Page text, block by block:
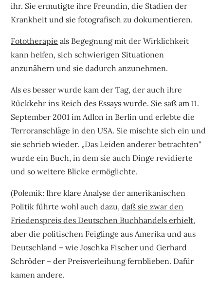
ihr. Sie ermutigte ihre Freundin, die Stadien der
Krankheit und sie fotografisch zu dokumentieren.
Fototherapie als Begegnung mit der Wirklichkeit
kann helfen, sich schwierigen Situationen
anzunähern und sie dadurch anzunehmen.
Als es besser wurde kam der Tag, der auch ihre
Rückkehr ins Reich des Essays wurde. Sie saß am 11.
September 2001 im Adlon in Berlin und erlebte die
Terroranschläge in den USA. Sie mischte sich ein und
sie schrieb wieder. „Das Leiden anderer betrachten“
wurde ein Buch, in dem sie auch Dinge revidierte
und so weitere Blicke ermöglichte.
(Polemik: Ihre klare Analyse der amerikanischen
Politik führte wohl auch dazu,daß sie zwar den
Friedenspreis des Deutschen Buchhandels erhielt,
aber die politischen Feiglinge aus Amerika und aus
Deutschland – wie Joschka Fischer und Gerhard
Schröder – der Preisverleihung fernblieben. Dafür
kamen andere.